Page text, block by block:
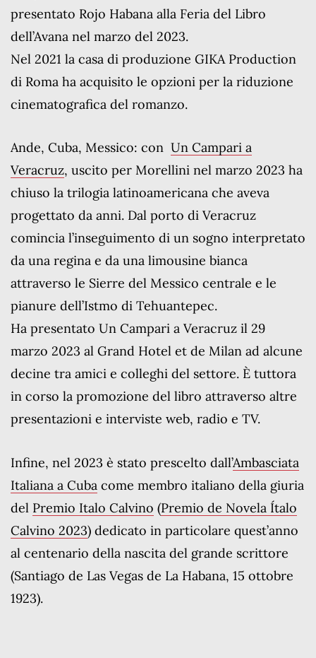
presentato Rojo Habana alla Feria del Libro
dell’Avana nel marzo del 2023.
Nel 2021 la casa di produzione GIKA Production
di Roma ha acquisito le opzioni per la riduzione
cinematografica del romanzo.
Ande, Cuba, Messico: con Un Campari a
Veracruz, uscito per Morellini nel marzo 2023 ha
chiuso la trilogia latinoamericana che aveva
progettato da anni. Dal porto di Veracruz
comincia l’inseguimento di un sogno interpretato
da una regina e da una limousine bianca
attraverso le Sierre del Messico centrale e le
pianure dell’Istmo di Tehuantepec.
Ha presentato Un Campari a Veracruz il 29
marzo 2023 al Grand Hotel et de Milan ad alcune
decine tra amici e colleghi del settore. È tuttora
in corso la promozione del libro attraverso altre
presentazioni e interviste web, radio e TV.
Infine, nel 2023 è stato prescelto dall’Ambasciata
Italiana a Cuba come membro italiano della giuria
del Premio Italo Calvino (Premio de Novela Ítalo
Calvino 2023) dedicato in particolare quest’anno
al centenario della nascita del grande scrittore
(Santiago de Las Vegas de La Habana, 15 ottobre
1923).